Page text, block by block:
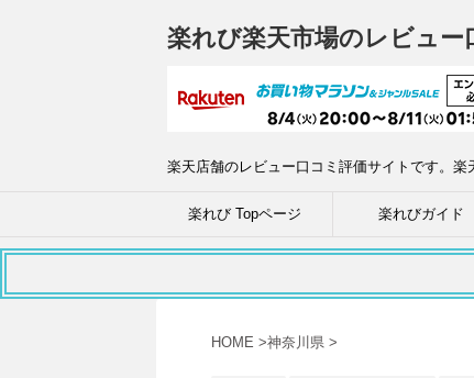
楽れび楽天市場のレビュー
楽天店舗のレビュー口コミ評価サイトです。
楽れび Topページ 楽れびガイド
HOME >神奈川県 >